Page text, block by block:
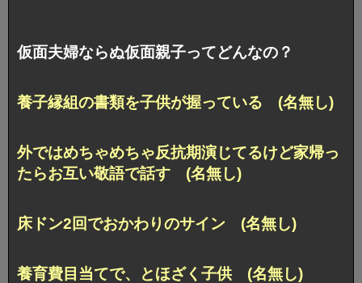
仮面夫婦ならぬ仮面親子ってどんなの？
養子縁組の書類を子供が握っている (名無し)
外ではめちゃめちゃ反抗期演じてるけど家帰っ
たらお互い敬語で話す (名無し)
床ドン2回でおかわりのサイン (名無し)
養育費目当てで、とほざく子供 (名無し)